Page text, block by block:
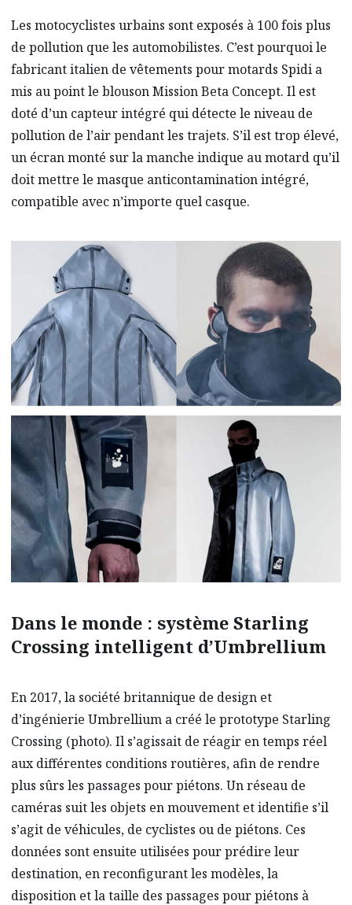
Les motocyclistes urbains sont exposés à 100 fois plus
de pollution que les automobilistes. C’est pourquoi le
fabricant italien de vêtements pour motards Spidi a
mis au point le blouson Mission Beta Concept. Il est
doté d’un capteur intégré qui détecte le niveau de
pollution de l’air pendant les trajets. S’il est trop élevé,
un écran monté sur la manche indique au motard qu’il
doit mettre le masque anticontamination intégré,
compatible avec n’importe quel casque.
Dans le monde : système Starling
Crossing intelligent d’Umbrellium
En 2017, la société britannique de design et
d’ingénierie Umbrellium a créé le prototype Starling
Crossing (photo). Il s’agissait de réagir en temps réel
aux différentes conditions routières, afin de rendre
plus sûrs les passages pour piétons. Un réseau de
caméras suit les objets en mouvement et identifie s’il
s’agit de véhicules, de cyclistes ou de piétons. Ces
données sont ensuite utilisées pour prédire leur
destination, en reconfigurant les modèles, la
disposition et la taille des passages pour piétons à